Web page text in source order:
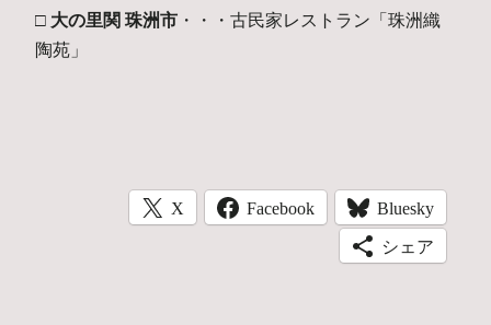
□ 大の里関 珠洲市 ・・・古民家レストラン「珠洲織
陶苑」
X Facebook Bluesky
シェア